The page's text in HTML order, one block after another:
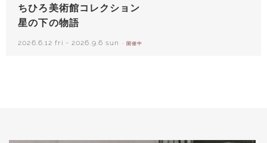
ちひろ美術館コレクション
星の下の物語
2026.6.12 fri -2026.9.6 sun - 開催中